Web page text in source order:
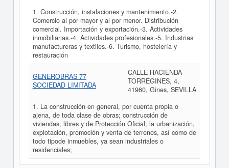
1. Construcción, instalaciones y mantenimiento.-2.
Comercio al por mayor y al por menor. Distribución
comercial. Importación y exportación.-3. Actividades
inmobiliarias.-4. Actividades profesionales.-5. Industrias
manufactureras y textiles.-6. Turismo, hostelería y
restauración
GENEROBRAS 77
SOCIEDAD LIMITADA
CALLE HACIENDA
TORREGINES, 4,
41960, Gines, SEVILLA
1. La construcción en general, por cuenta propia o
ajena, de toda clase de obras; construcción de
viviendas, libres y de Protección Oficial; la urbanización,
explotación, promoción y venta de terrenos, así como de
todo tipode inmuebles, ya sean industriales o
residenciales;